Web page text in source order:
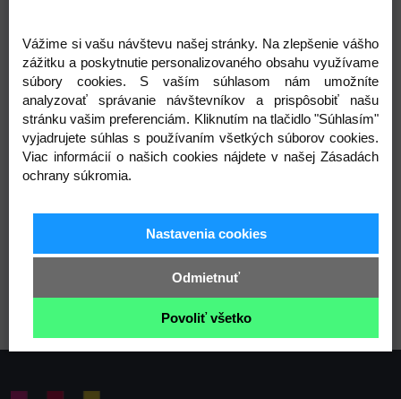
retiazku odporučiť nájdete pod kódom 730926.
Retiazka nie je určená na veľkú záťaž.
Zloženie: kov
Šírka: 6; 7,5 mm
Dĺžka: 120 cm
Hmotnosť: 73 g
Varianty
3 zlato kovová
Vážime si vašu návštevu našej stránky. Na zlepšenie vášho
zážitku a poskytnutie personalizovaného obsahu využívame
súbory cookies. S vaším súhlasom nám umožníte
analyzovať správanie návštevníkov a prispôsobiť našu
stránku vašim preferenciám. Kliknutím na tlačidlo "Súhlasím"
vyjadrujete súhlas s používaním všetkých súborov cookies.
Viac informácií o našich cookies nájdete v našej Zásadách
ochrany súkromia.
Nastavenia cookies
Odmietnuť
Povoliť všetko